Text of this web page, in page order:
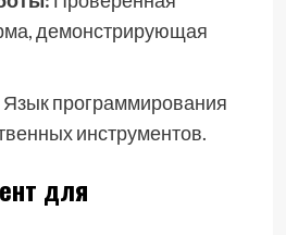
демонстрирующая
Язык программирования
инструментов.
для